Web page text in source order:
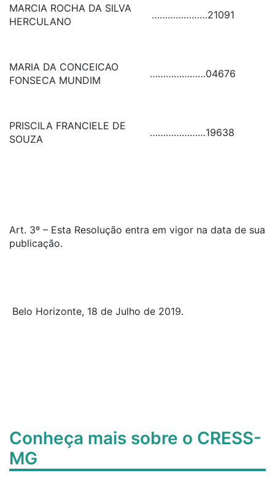
MARCIA ROCHA DA SILVA
HERCULANO
…………………21091
MARIA DA CONCEICAO
FONSECA MUNDIM
…………………04676
PRISCILA FRANCIELE DE
SOUZA
…………………19638
Art. 3º – Esta Resolução entra em vigor na data de sua
publicação.
Belo Horizonte, 18 de Julho de 2019.
Conheça mais sobre o CRESS-
MG